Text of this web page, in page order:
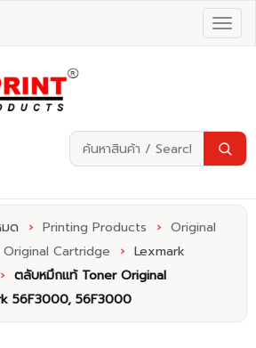
ด › Printing Products › Original
Original Cartridge › Lexmark
› ตลับหมึกแท้ Toner Original
56F3000, 56F3000